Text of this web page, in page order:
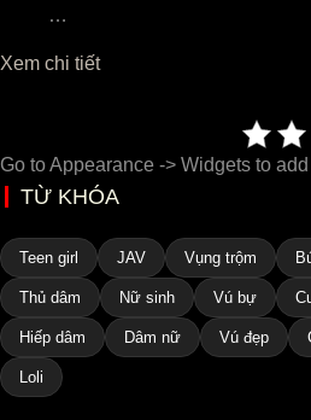
…
Xem chi tiết
Go to Appearance -> Widgets to
TỪ KHÓA
Teen girl JAV Vụng trộm
Thủ dâm Nữ sinh Vú bự
Hiếp dâm Dâm nữ Vú đẹp
Loli